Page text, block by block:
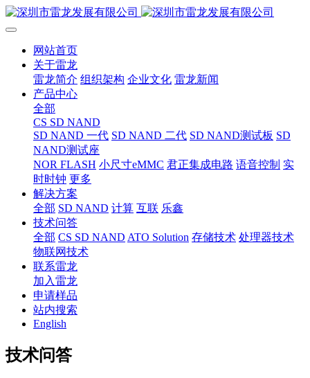
网站首页
关于雷龙
雷龙简介 组织架构 企业文化 雷龙新闻
产品中心
全部
CS SD NAND
SD NAND 一代 SD NAND 二代 SD NAND测试板 SD
NAND测试座
NOR FLASH 小尺寸eMMC 君正集成电路 语音控制 实
时时钟 更多
解决方案
全部 SD NAND 计算 互联 乐鑫
技术问答
全部 CS SD NAND ATO Solution 存储技术 处理器技术
物联网技术
联系雷龙
加入雷龙
申请样品
站内搜索
English
技术问答